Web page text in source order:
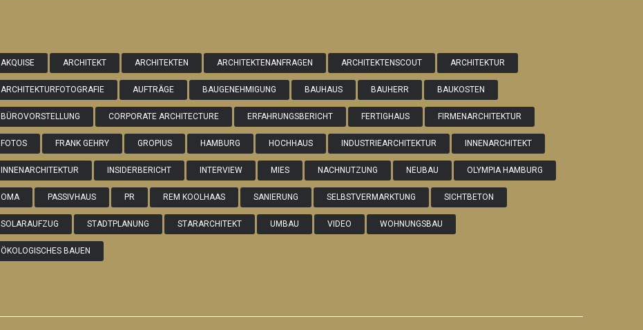
AKQUISE ARCHITEKT ARCHITEKTEN ARCHITEKTENANFRAGEN ARCHITEKTENSCOUT ARCHITEKTUR
ARCHITEKTURFOTOGRAFIE AUFTRÄGE BAUGENEHMIGUNG BAUHAUS BAUHERR BAUKOSTEN
BÜROVORSTELLUNG CORPORATE ARCHITECTURE ERFAHRUNGSBERICHT FERTIGHAUS FIRMENARCHITEKTUR
FOTOS FRANK GEHRY GROPIUS HAMBURG HOCHHAUS INDUSTRIEARCHITEKTUR INNENARCHITEKT
INNENARCHITEKTUR INSIDERBERICHT INTERVIEW MIES NACHNUTZUNG NEUBAU OLYMPIA HAMBURG
OMA PASSIVHAUS PR REM KOOLHAAS SANIERUNG SELBSTVERMARKTUNG SICHTBETON
SOLARAUFZUG STADTPLANUNG STARARCHITEKT UMBAU VIDEO WOHNUNGSBAU
ÖKOLOGISCHES BAUEN